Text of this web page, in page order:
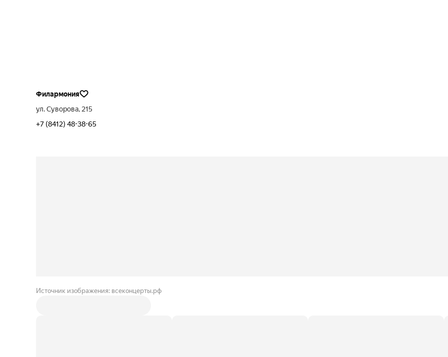
Филармония
ул. Суворова, 215
+7 (8412) 48-38-65
Источник изображения: всеконцерты.рф